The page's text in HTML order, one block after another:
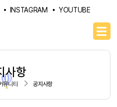
INSTAGRAM YOUTUBE
사항
뮤니티 공지사항